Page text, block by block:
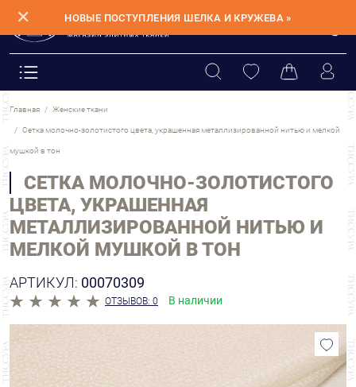
✕ НОВЫЕ ПОСТУПЛЕНИЯ ШЕЛКА И КРУЖЕВА »
Главная Женские ткани
Сетка молочно-золотистого цвета, украшенная металлизированной нитью и мелкой
мушкой в тон
СЕТКА МОЛОЧНО-ЗОЛОТИСТОГО
ЦВЕТА, УКРАШЕННАЯ
МЕТАЛЛИЗИРОВАННОЙ НИТЬЮ И
МЕЛКОЙ МУШКОЙ В ТОН
АРТИКУЛ: 00070309
ОТЗЫВОВ: 0 В наличии